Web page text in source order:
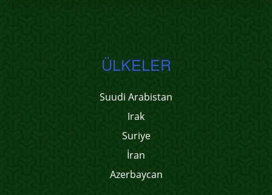
ÜLKELER
Suudi Arabistan
Irak
Suriye
İran
Azerbaycan